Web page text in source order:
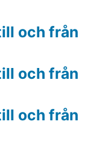
och från
och från
och från